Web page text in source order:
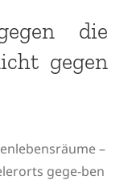
die
gegen